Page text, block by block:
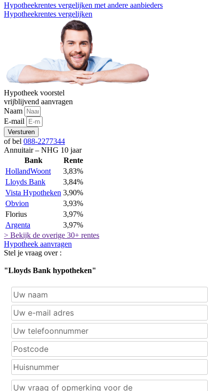
Hypotheekrentes vergelijken met andere aanbieders
Hypotheekrentes vergelijken
Hypotheek voorstel
vrijblijvend aanvragen
Naam
E-mail
Versturen
of bel 088-2277344
Annuitair – NHG 10 jaar
Bank
Rente
HollandWoont
3,83%
Lloyds Bank
3,84%
Vista Hypotheken 3,90%
Obvion
3,93%
Florius
3,97%
Argenta
3,97%
> Bekijk de overige 30+ rentes
Hypotheek aanvragen
Stel je vraag over :
"Lloyds Bank hypotheken"